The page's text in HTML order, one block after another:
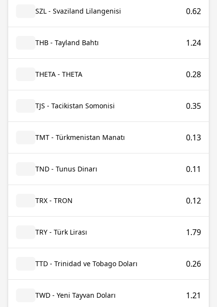
SZL - Svaziland Lilangenisi 0.62
THB - Tayland Bahtı 1.24
THETA - THETA 0.28
TJS - Tacikistan Somonisi 0.35
TMT - Türkmenistan Manatı 0.13
TND - Tunus Dinarı 0.11
TRX - TRON 0.12
TRY - Türk Lirası 1.79
TTD - Trinidad ve Tobago Doları 0.26
TWD - Yeni Tayvan Doları 1.21